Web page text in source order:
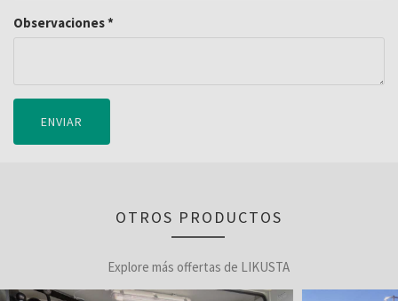
Observaciones*
ENVIAR
OTROS PRODUCTOS
Explore más offertas de LIKUSTA